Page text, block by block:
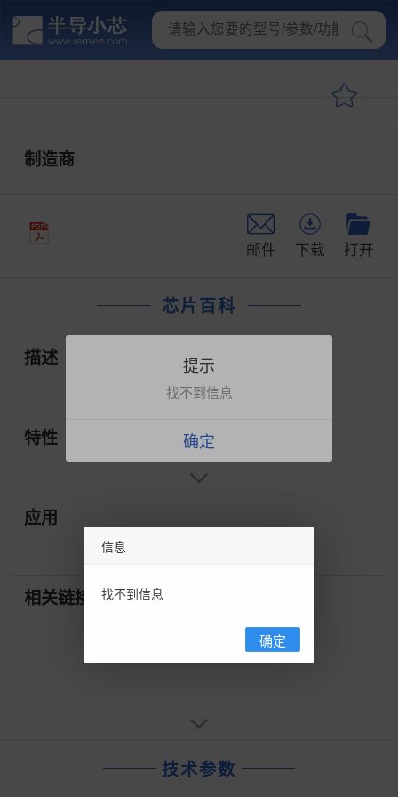
制造商
邮件 下载 打开
芯片百科
描述
特性
应用
相关链接
技术参数
信息
找不到信息
确定
提示
找不到信息
确定